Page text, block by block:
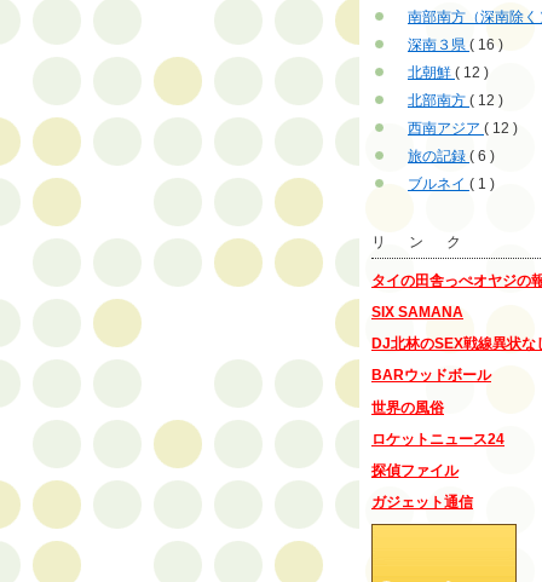
南部南方（深南除
深南３県 ( 16 )
北朝鮮 ( 12 )
北部南方 ( 12 )
西南アジア ( 12 )
旅の記録 ( 6 )
ブルネイ ( 1 )
リ ン ク
タイの田舎っぺオヤジの
SIX SAMANA
DJ北林のSEX戦線異状な
BARウッドボール
世界の風俗
ロケットニュース24
探偵ファイル
ガジェット通信